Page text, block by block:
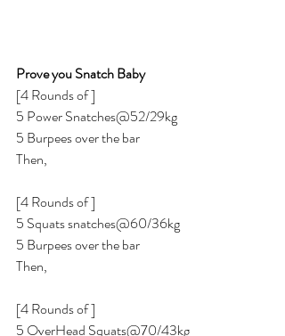
Prove you Snatch Baby
[4 Rounds of ]
5 Power Snatches@52/29kg
5 Burpees over the bar
Then,
[4 Rounds of ]
5 Squats snatches@60/36kg
5 Burpees over the bar
Then,
[4 Rounds of ]
5 OverHead Squats@70/43kg